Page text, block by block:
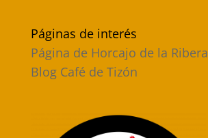
Páginas de interés
Página de Horcajo de la Ribera
Blog Café de Tizón